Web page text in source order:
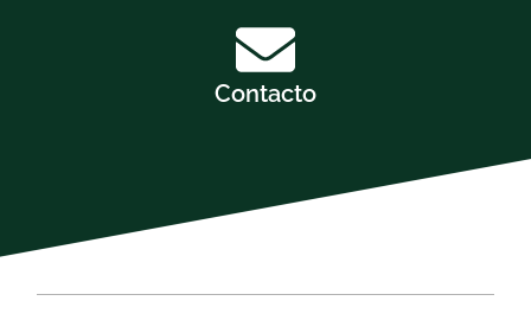
Contacto